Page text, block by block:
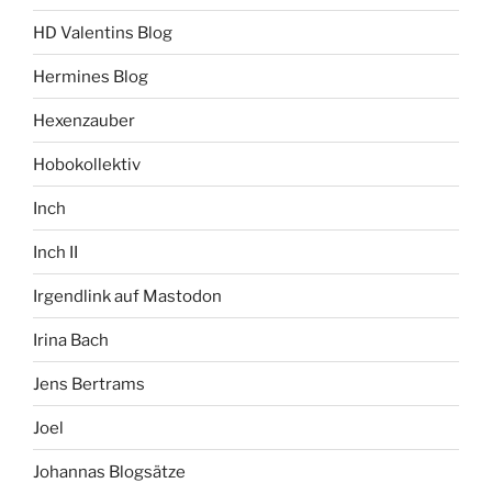
HD Valentins Blog
Hermines Blog
Hexenzauber
Hobokollektiv
Inch
Inch II
Irgendlink auf Mastodon
Irina Bach
Jens Bertrams
Joel
Johannas Blogsätze